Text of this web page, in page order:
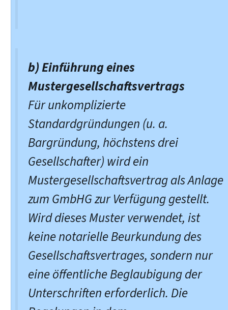
b) Einführung eines
Mustergesellschaftsvertrags
Für unkomplizierte
Standardgründungen (u. a.
Bargründung, höchstens drei
Gesellschafter) wird ein
Mustergesellschaftsvertrag als Anlage
zum GmbHG zur Verfügung gestellt.
Wird dieses Muster verwendet, ist
keine notarielle Beurkundung des
Gesellschaftsvertrages, sondern nur
eine öffentliche Beglaubigung der
Unterschriften erforderlich. Die